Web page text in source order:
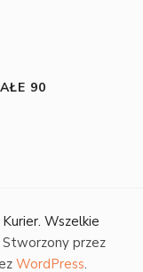
90
. Wszelkie
przez
WordPress.